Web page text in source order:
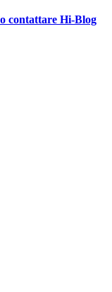
contattare Hi-Blog